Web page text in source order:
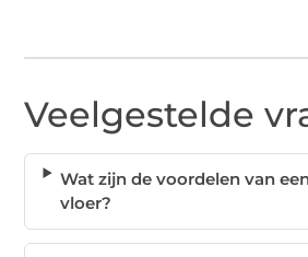
Veelgestelde
Wat zijn de voordelen van
vloer?